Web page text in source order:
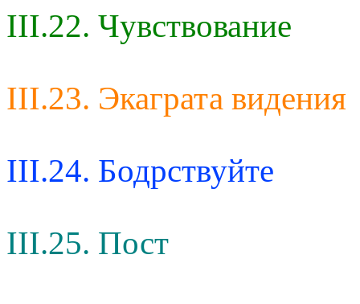
III.22. Чувствование
III.23. Экаграта видения
III.24. Бодрствуйте
III.25. Пост